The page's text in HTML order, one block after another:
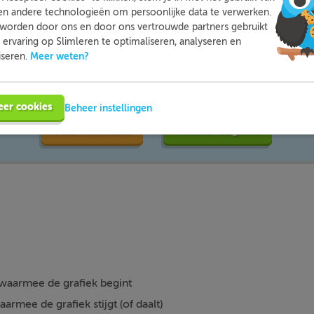
kun je op een leuke manier thuis extra oefenen met de
de grafiek begint
de grafiek stijgt (of daalt)
andere technologieën om persoonlijke data te verwerken.
door ons en door ons vertrouwde partners gebruikt
op Slimleren te optimaliseren, analyseren en
Meer weten?
cookies Beheer instellingen